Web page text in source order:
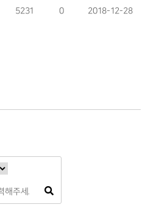
5231 0 2018-12-28